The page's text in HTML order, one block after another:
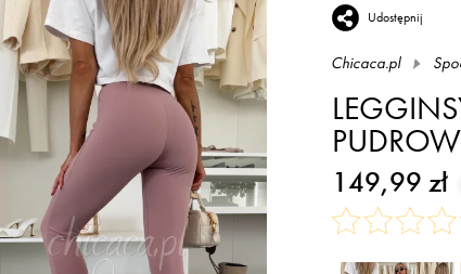
Udostępnij
Chicaca.pl
149,99 zł